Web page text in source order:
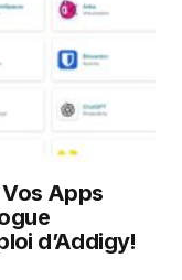
Apps
d’Addigy!